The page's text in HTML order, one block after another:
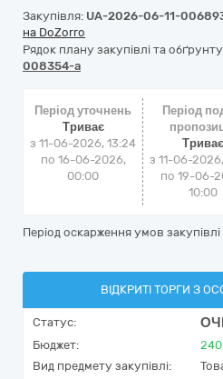
Закупівля: UA-2026-06-11-
на DoZorro
Рядок плану закупівлі та
008354-a
Період уточнень
Триває
з 11-06-2026, 13:24
по 16-06-2026,
00:00
Період
Триває
з 11-06-
по 19-06-
10:00
Період оскарження умов
ВІДКРИТІ ТОРГИ З
Статус:
Бюджет:
Вид предмету закупівлі: